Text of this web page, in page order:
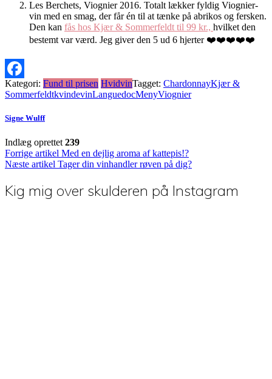
Les Berchets, Viognier 2016. Totalt lækker fyldig Viognier-
vin med en smag, der får én til at tænke på abrikos og fersken.
Den kan fås hos Kjær & Sommerfeldt til 99 kr., hvilket den
bestemt var værd. Jeg giver den 5 ud 6 hjerter ❤️❤️❤️❤️❤️
Facebook
Kategori: Fund til prisen HvidvinTagget: ChardonnayKjær &
SommerfeldtkvindevinLanguedocMenyViognier
Signe Wulff
Indlæg oprettet 239
Indlægsnavigation
Forrige artikel Med en dejlig aroma af kattepis!?
Næste artikel Tager din vinhandler røven på dig?
Kig mig over skulderen på Instagram